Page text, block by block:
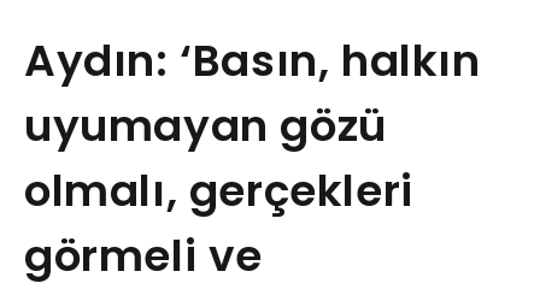
Aydın: ‘Basın, halkın
uyumayan gözü
olmalı, gerçekleri
görmeli ve